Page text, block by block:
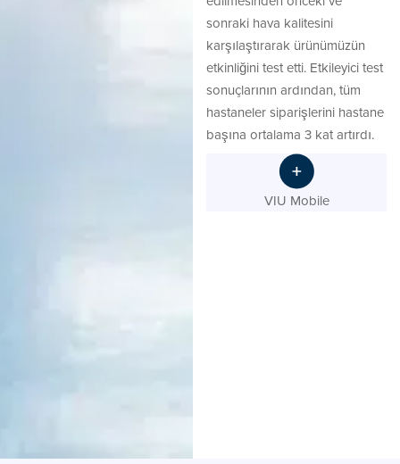
sonraki hava kalitesini
karşılaştırarak ürünümüzün
etkinliğini test etti. Etkileyici test
sonuçlarının ardından, tüm
hastaneler siparişlerini hastane
başına ortalama 3 kat artırdı.
VIU Mobile